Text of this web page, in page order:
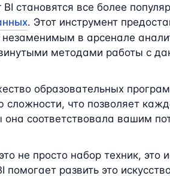
становятся все более
. Этот инструмент
незаменимым в арсенале
методами работы с
образовательных
сложности, что позволяет
она соответствовала вашим
не просто набор техник,
помогает развить это